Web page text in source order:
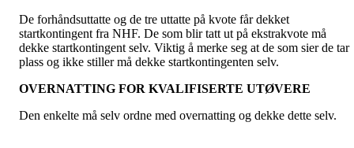
De forhåndsuttatte og de tre uttatte på kvote får dekket
startkontingent fra NHF. De som blir tatt ut på ekstrakvote må
dekke startkontingent selv. Viktig å merke seg at de som sier de tar
plass og ikke stiller må dekke startkontingenten selv.
OVERNATTING FOR KVALIFISERTE UTØVERE
Den enkelte må selv ordne med overnatting og dekke dette selv.